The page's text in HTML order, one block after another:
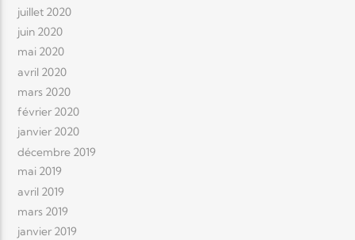
juillet 2020
juin 2020
mai 2020
avril 2020
mars 2020
février 2020
janvier 2020
décembre 2019
mai 2019
avril 2019
mars 2019
janvier 2019